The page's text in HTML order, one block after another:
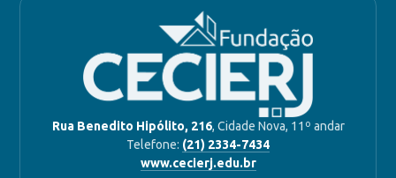
Rua Benedito Hipólito, 216, Cidade Nova, 11º andar
Telefone: (21) 2334-7434
www.cecierj.edu.br